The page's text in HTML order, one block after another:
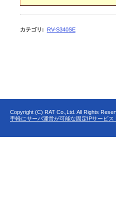
カテゴリ : RV-S340SE
Copyright (C) RAT Co.,Ltd. All Rights
手軽にサーバ運営が可能な固定IPサービス